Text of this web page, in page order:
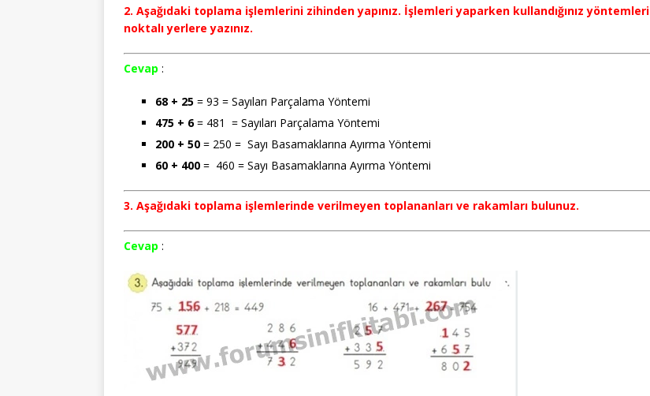
2. Aşağıdaki toplama işlemlerini zihinden yapınız. İşlemleri yaparken kullandığınız yöntemleri
noktalı yerlere yazınız.
Cevap :
68 + 25 = 93 = Sayıları Parçalama Yöntemi
475 + 6= 481 = Sayıları Parçalama Yöntemi
200 + 50 = 250 = Sayı Basamaklarına Ayırma Yöntemi
60 + 400 = 460 = Sayı Basamaklarına Ayırma Yöntemi
3. Aşağıdaki toplama işlemlerinde verilmeyen toplananları ve rakamları bulunuz.
Cevap :